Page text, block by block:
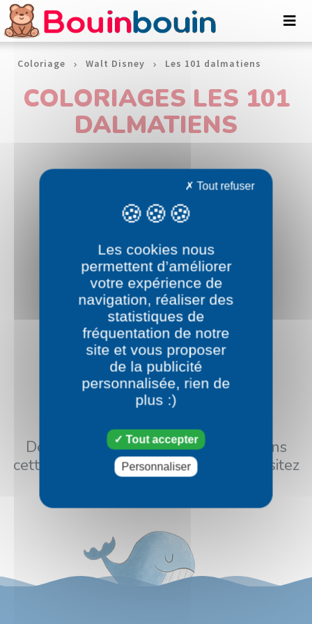
Coloriage Walt Disney Les 101 dalmatiens
COLORIAGES LES 101
DALMATIENS
Désolé il n'y pas encore d'image dans
cette catégorie pour le moment, n'hésitez
pas à repasser plus tard.
Panneau de gestion des cookies
Les cookies nous
permettent d’améliorer
votre expérience de
navigation, réaliser des
statistiques de
fréquentation de notre
site et vous proposer
de la publicité
personnalisée, rien de
plus :)
Tout accepter
Tout refuser
Personnaliser